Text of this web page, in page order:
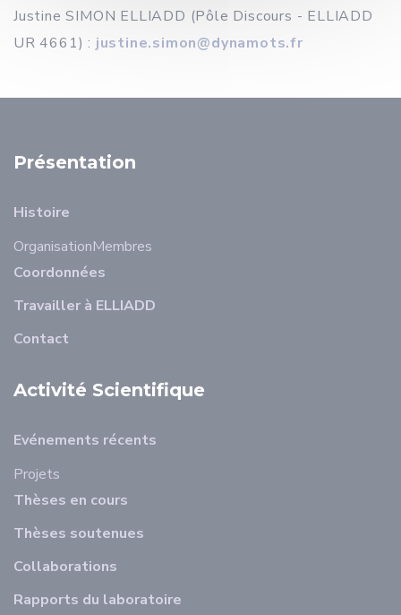
Justine SIMON ELLIADD (Pôle Discours - ELLIADD
UR 4661) : justine.simon@dynamots.fr
Présentation
Histoire
OrganisationMembres
Coordonnées
Travailler à ELLIADD
Contact
Activité Scientifique
Evénements récents
Projets
Thèses en cours
Thèses soutenues
Collaborations
Rapports du laboratoire